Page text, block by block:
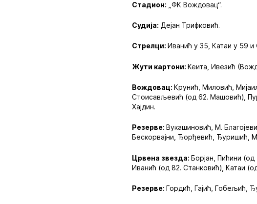
Стадион: „ФК Вождовац“.
Судија: Дејан Трифковић.
Стрелци:Иванић у 35, Катаи у 59 и
Жути картони:Кеита, Ивезић
Вождовац:Крунић, Миловић,
Стоисављевић (од 62. Машовић),
Хајдин.
Резерве:Вукашиновић, М.
Бескорвајни, Ђорђевић, Ђуришић,
Црвена звезда:Борјан, Пићини
Иванић (од 82. Станковић), Катаи
Резерве:Гордић, Гајић, Гобељић,